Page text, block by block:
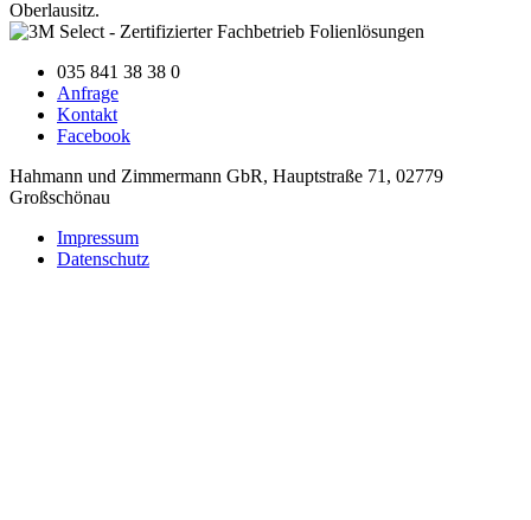
Oberlausitz.
035 841 38 38 0
Anfrage
Kontakt
Facebook
Hahmann und Zimmermann GbR, Hauptstraße 71 , 02779
Großschönau
Impressum
Datenschutz